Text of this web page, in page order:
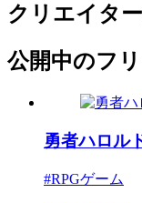
クリエイタ
公開中のフ
勇者ハロル
#RPGゲーム